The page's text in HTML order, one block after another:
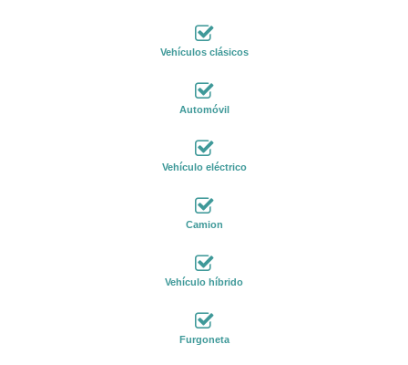
Vehículos clásicos
Automóvil
Vehículo eléctrico
Camion
Vehículo híbrido
Furgoneta